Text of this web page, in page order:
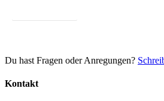
Du hast Fragen oder Anregungen?
Kontakt